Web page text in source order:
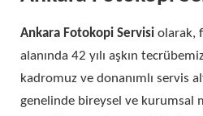
Ankara Fotokopi Servisi olarak,
alanında 42 yılı aşkın
kadromuz ve donanımlı servis
genelinde bireysel ve kurumsal